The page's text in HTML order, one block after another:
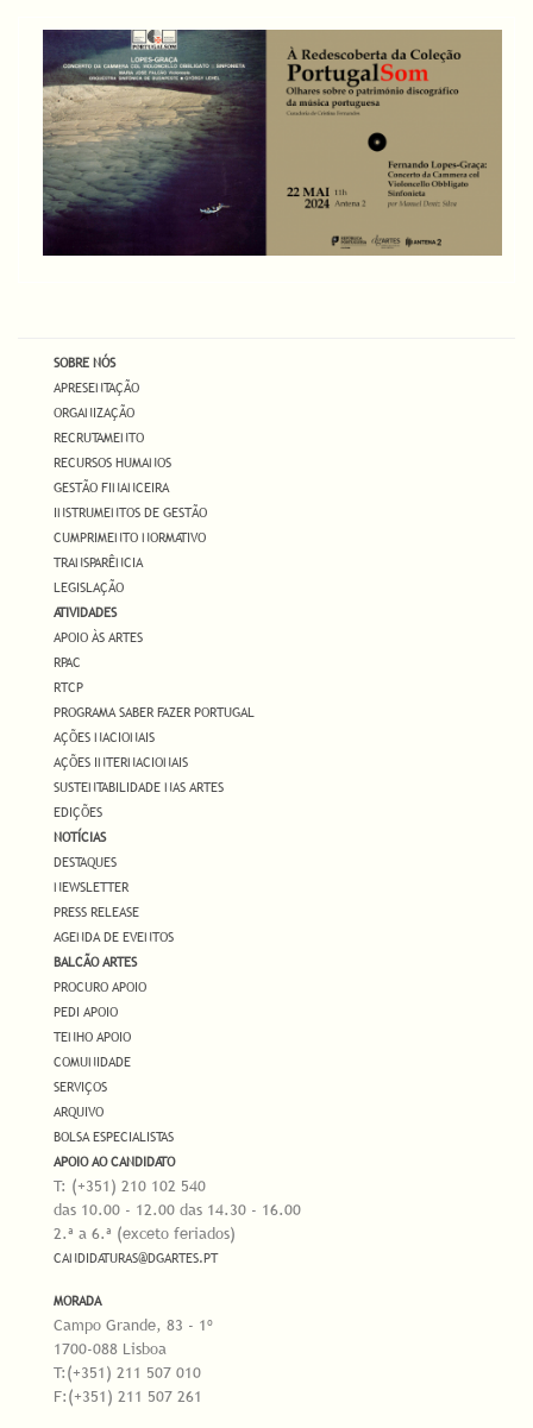
SOBRE NÓS
APRESENTAÇÃO
ORGANIZAÇÃO
RECRUTAMENTO
RECURSOS HUMANOS
GESTÃO FINANCEIRA
INSTRUMENTOS DE GESTÃO
CUMPRIMENTO NORMATIVO
TRANSPARÊNCIA
LEGISLAÇÃO
ATIVIDADES
APOIO ÀS ARTES
RPAC
RTCP
PROGRAMA SABER FAZER PORTUGAL
AÇÕES NACIONAIS
AÇÕES INTERNACIONAIS
SUSTENTABILIDADE NAS ARTES
EDIÇÕES
NOTÍCIAS
DESTAQUES
NEWSLETTER
PRESS RELEASE
AGENDA DE EVENTOS
BALCÃO ARTES
PROCURO APOIO
PEDI APOIO
TENHO APOIO
COMUNIDADE
SERVIÇOS
ARQUIVO
BOLSA ESPECIALISTAS
APOIO AO CANDIDATO
T: (+351) 210 102 540
das 10.00 - 12.00 das 14.30 - 16.00
2.ª a 6.ª (exceto feriados)
CANDIDATURAS@DGARTES.PT
MORADA
Campo Grande, 83 - 1º
1700-088 Lisboa
T:(+351) 211 507 010
F:(+351) 211 507 261